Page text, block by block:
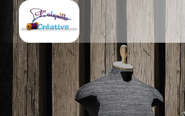
Panneau de gestion des cookies